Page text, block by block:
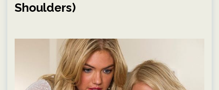
Shoulders)